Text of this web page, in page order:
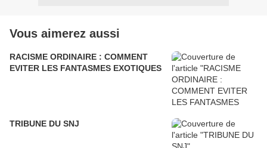
Vous aimerez aussi
RACISME ORDINAIRE : COMMENT
EVITER LES FANTASMES EXOTIQUES
TRIBUNE DU SNJ